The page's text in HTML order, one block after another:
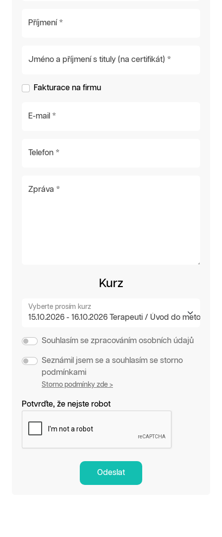
Příjmení *
Jméno a příjmení s tituly (na certifikát) *
Fakturace na firmu
E-mail *
Telefon *
Zpráva *
Kurz
Vyberte prosím kurz
Souhlasím se zpracováním osobních údajů
Seznámil jsem se a souhlasím se storno
podmínkami
Storno podmínky zde >
Potvrďte, že nejste robot
Odeslat